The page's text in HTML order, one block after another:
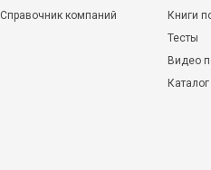
Справочник компаний
Книги
Тесты
Видео